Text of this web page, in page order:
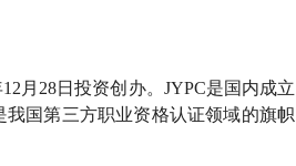
月28日投资创办。JYPC是国内成立
国第三方职业资格认证领域的旗帜